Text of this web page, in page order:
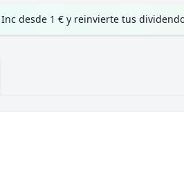
desde 1 € y reinvierte tus